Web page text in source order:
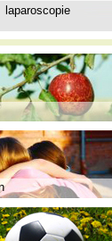
laparoscopie